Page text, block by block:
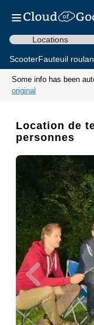
Locations
ScooterFauteuil
Some info has been
original
Location de
personnes